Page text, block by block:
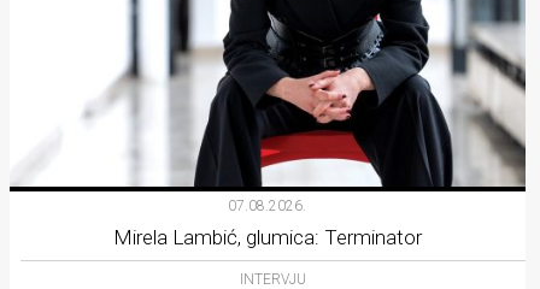
07.08.2026.
Mirela Lambić, glumica: Terminator
INTERVJU